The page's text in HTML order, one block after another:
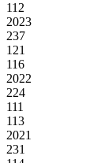
112
2023
237
121
116
2022
224
111
113
2021
231